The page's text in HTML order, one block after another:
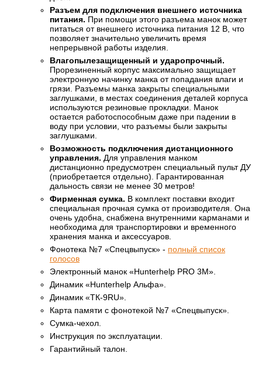
Разъем для подключения внешнего источника
питания. При помощи этого разъема манок может
питаться от внешнего источника питания 12 В, что
позволяет значительно увеличить время
непрерывной работы изделия.
Влагопылезащищенный и ударопрочный.
Прорезиненный корпус максимально защищает
электронную начинку манка от попадания влаги и
грязи. Разъемы манка закрыты специальными
заглушками, в местах соединения деталей корпуса
используются резиновые прокладки. Манок
остается работоспособным даже при падении в
воду при условии, что разъемы были закрыты
заглушками.
Возможность подключения дистанционного
управления. Для управления манком
дистанционно предусмотрен специальный пульт ДУ
(приобретается отдельно). Гарантированная
дальность связи не менее 30 метров!
Фирменная сумка. В комплект поставки входит
специальная прочная сумка от производителя. Она
очень удобна, снабжена внутренними карманами и
необходима для транспортировки и временного
хранения манка и аксессуаров.
Фонотека №7 «Спецвыпуск» - полный список
голосов
Электронный манок «Hunterhelp PRO 3M».
Динамик «Hunterhelp Альфа».
Динамик «ТК-9RU».
Карта памяти с фонотекой №7 «Спецвыпуск».
Сумка-чехол.
Инструкция по эксплуатации.
Гарантийный талон.